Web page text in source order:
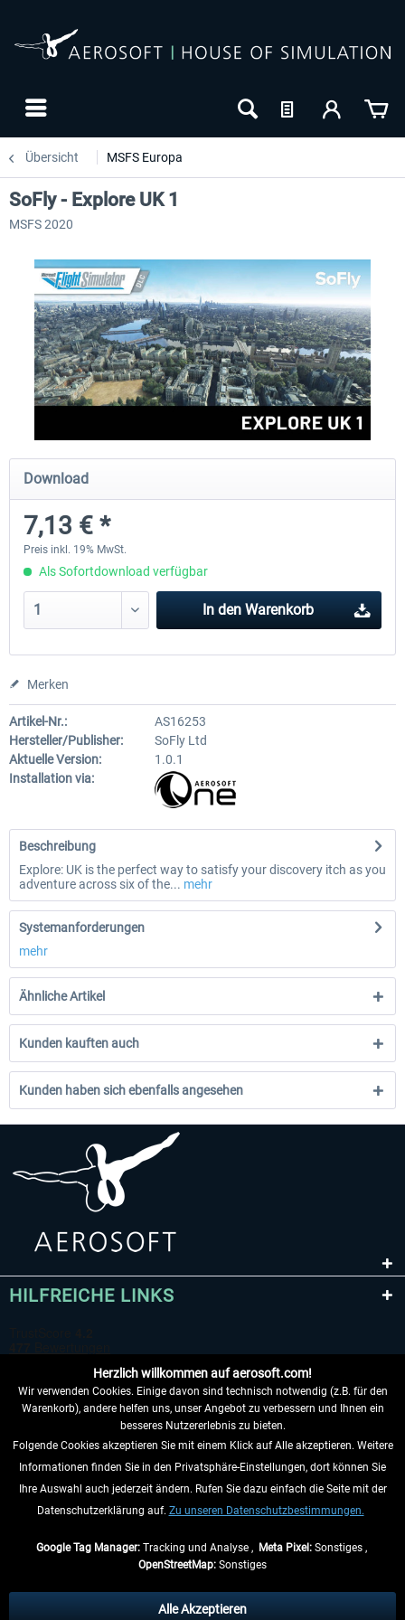
Übersicht MSFS Europa
Aerosoft Mega Airport Brüssel
24,95 € *
SoFly - Explore UK 1
MSFS 2020
Download
7,13 € *
Preis inkl. 19% MwSt.
Als Sofortdownload verfügbar
In den Warenkorb
Merken
Artikel-Nr.:
AS16253
Hersteller/Publisher:
SoFly Ltd
Aktuelle Version:
1.0.1
Installation via:
Beschreibung
Explore: UK is the perfect way to satisfy your discovery itch as you
adventure across six of the... mehr
Systemanforderungen
mehr
Ähnliche Artikel
Kunden kauften auch
Kunden haben sich ebenfalls angesehen
HILFREICHE LINKS
VERTRAG WIDERRUFEN
INFORMATIONEN
anders beschrieben.
Herzlich willkommen auf aerosoft.com!
Wir verwenden Cookies. Einige davon sind technisch notwendig (z.B. für den
Warenkorb), andere helfen uns, unser Angebot zu verbessern und Ihnen ein
besseres Nutzererlebnis zu bieten.
Folgende Cookies akzeptieren Sie mit einem Klick auf Alle akzeptieren. Weitere
Informationen finden Sie in den Privatsphäre-Einstellungen, dort können Sie
Ihre Auswahl auch jederzeit ändern. Rufen Sie dazu einfach die Seite mit der
Datenschutzerklärung auf. Zu unseren Datenschutzbestimmungen.
Google Tag Manager:Tracking und Analyse , Meta Pixel:Sonstiges ,
OpenStreetMap: Sonstiges
Alle Akzeptieren